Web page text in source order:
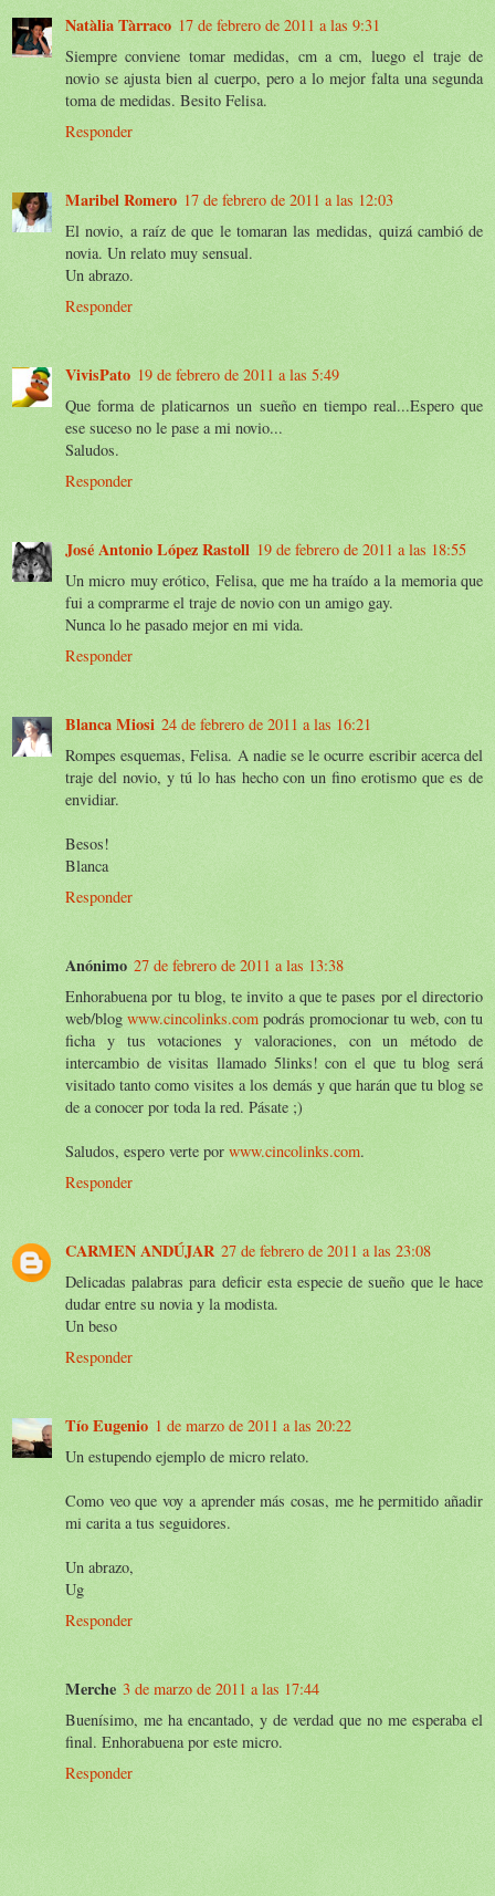
Natàlia Tàrraco 17 de febrero de 2011 a las 9:31
Siempre conviene tomar medidas, cm a cm, luego el traje de
novio se ajusta bien al cuerpo, pero a lo mejor falta una segunda
toma de medidas. Besito Felisa.
Responder
Maribel Romero 17 de febrero de 2011 a las 12:03
El novio, a raíz de que le tomaran las medidas, quizá cambió de
novia. Un relato muy sensual.
Un abrazo.
Responder
VivisPato 19 de febrero de 2011 a las 5:49
Que forma de platicarnos un sueño en tiempo real...Espero que
ese suceso no le pase a mi novio...
Saludos.
Responder
José Antonio López Rastoll 19 de febrero de 2011 a las 18:55
Un micro muy erótico, Felisa, que me ha traído a la memoria que
fui a comprarme el traje de novio con un amigo gay.
Nunca lo he pasado mejor en mi vida.
Responder
Blanca Miosi 24 de febrero de 2011 a las 16:21
Rompes esquemas, Felisa. A nadie se le ocurre escribir acerca del
traje del novio, y tú lo has hecho con un fino erotismo que es de
envidiar.
Besos!
Blanca
Responder
Anónimo 27 de febrero de 2011 a las 13:38
Enhorabuena por tu blog, te invito a que te pases por el directorio
web/blog www.cincolinks.com podrás promocionar tu web, con tu
ficha y tus votaciones y valoraciones, con un método de
intercambio de visitas llamado 5links! con el que tu blog será
visitado tanto como visites a los demás y que harán que tu blog se
de a conocer por toda la red. Pásate ;)
Saludos, espero verte por www.cincolinks.com.
Responder
CARMEN ANDÚJAR 27 de febrero de 2011 a las 23:08
Delicadas palabras para deficir esta especie de sueño que le hace
dudar entre su novia y la modista.
Un beso
Responder
Tío Eugenio 1 de marzo de 2011 a las 20:22
Un estupendo ejemplo de micro relato.
Como veo que voy a aprender más cosas, me he permitido añadir
mi carita a tus seguidores.
Un abrazo,
Ug
Responder
Merche 3 de marzo de 2011 a las 17:44
Buenísimo, me ha encantado, y de verdad que no me esperaba el
final. Enhorabuena por este micro.
Responder